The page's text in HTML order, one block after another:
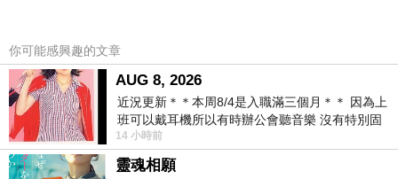
你可能感興趣的文章
AUG 8, 2026
近況更新＊＊本周8/4是入職滿三個月＊＊ 因為上
班可以戴耳機所以有時辦公會聽音樂 沒有特別固
定哪天但就是一周某一天會固定聽'90
14 小時前
靈魂相願